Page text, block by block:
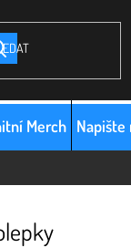
Merch Napište